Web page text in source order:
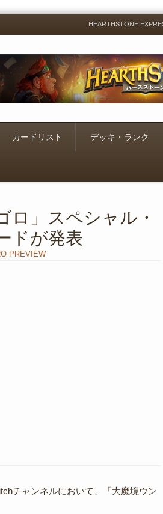
Menu
Skip
to
HEARTHSTONE
カードリスト デッキ・ランク
ロ」スペシャル・
ドが発表
PREVIEW
チャンネルにおいて、「大魔境ウン